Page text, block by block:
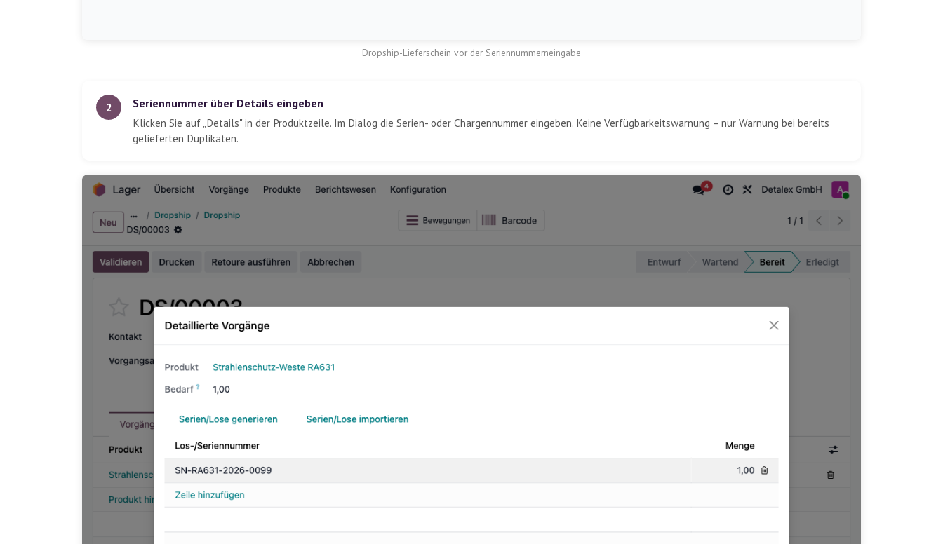
Dropship-Lieferschein vor der Seriennummerneingabe
2 Seriennummer über Details eingeben
Klicken Sie auf „Details" in der Produktzeile. Im Dialog die Serien- oder Chargennummer eingeben. Keine Verfügbarkeitswarnung – nur Warnung bei bereits
gelieferten Duplikaten.